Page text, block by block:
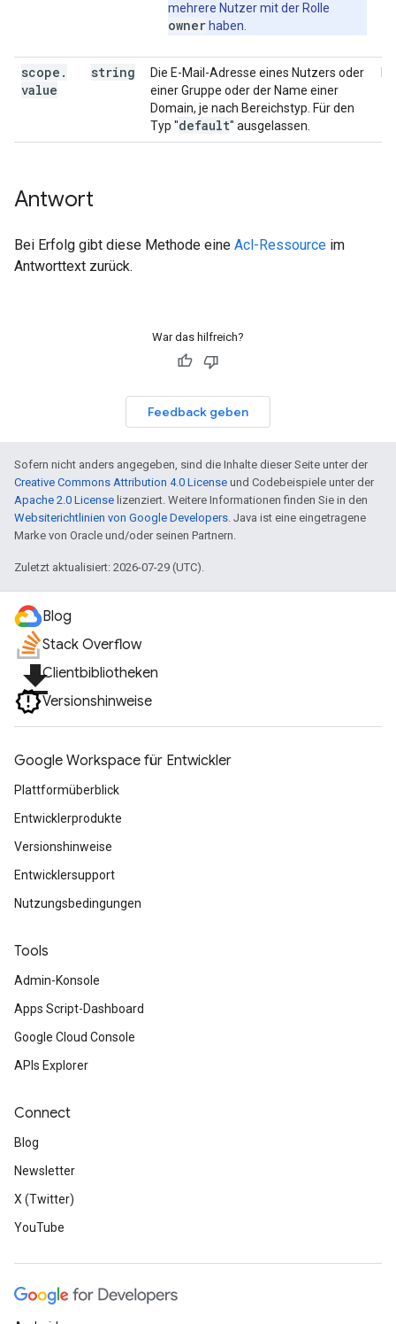
mehrere Nutzer mit der Rolle
owner haben.
scope .
value
string
Die E-Mail-Adresse eines Nutzers oder
einer Gruppe oder der Name einer
Domain, je nach Bereichstyp. Für den
Typ "default" ausgelassen.
Antwort
Bei Erfolg gibt diese Methode eine Acl-Ressource im
Antworttext zurück.
War das hilfreich?
Feedback geben
Sofern nicht anders angegeben, sind die Inhalte dieser Seite unter der
Creative Commons Attribution 4.0 License und Codebeispiele unter der
Apache 2.0 License lizenziert. Weitere Informationen finden Sie in den
Websiterichtlinien von Google Developers. Java ist eine eingetragene
Marke von Oracle und/oder seinen Partnern.
Zuletzt aktualisiert: 2026-07-29 (UTC).
Blog
Stack Overflow
file_downloadClientbibliotheken
Versionshinweise
Google Workspace für Entwickler
Plattformüberblick
Entwicklerprodukte
Versionshinweise
Entwicklersupport
Nutzungsbedingungen
Tools
Admin-Konsole
Apps Script-Dashboard
Google Cloud Console
APIs Explorer
Connect
Blog
Newsletter
X (Twitter)
YouTube